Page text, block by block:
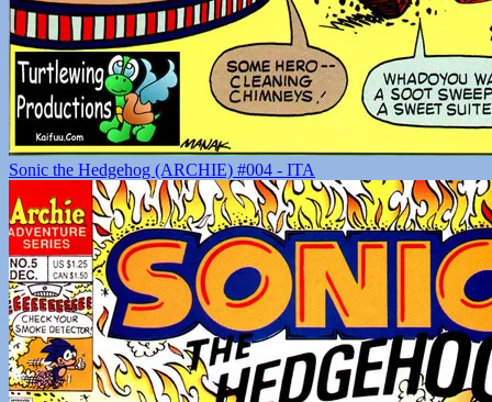
Sonic the Hedgehog (ARCHIE) #004 - ITA